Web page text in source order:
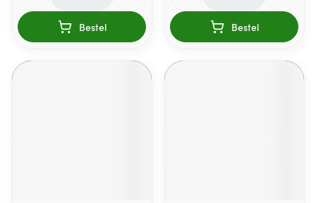
Bestel Bestel